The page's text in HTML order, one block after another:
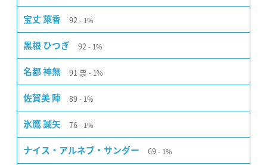
宝丈 萊香 92 1%
黒根 ひつぎ 92 1%
名都 神無 91 票 1%
佐賀美 陣 89 1%
氷鷹 誠矢 76 1%
ナイス・アルネブ・サンダー 69 1%